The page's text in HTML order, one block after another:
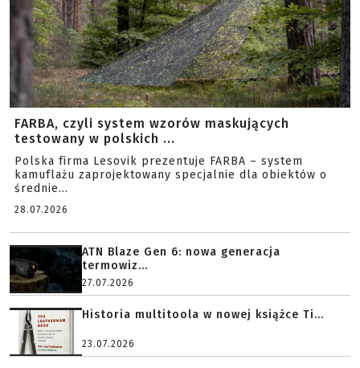
FARBA, czyli system wzorów maskujących
testowany w polskich ...
Polska firma Lesovik prezentuje FARBA – system
kamuflażu zaprojektowany specjalnie dla obiektów o
średnie...
28.07.2026
ATN Blaze Gen 6: nowa generacja
termowiz...
27.07.2026
Historia multitoola w nowej książce Ti...
23.07.2026